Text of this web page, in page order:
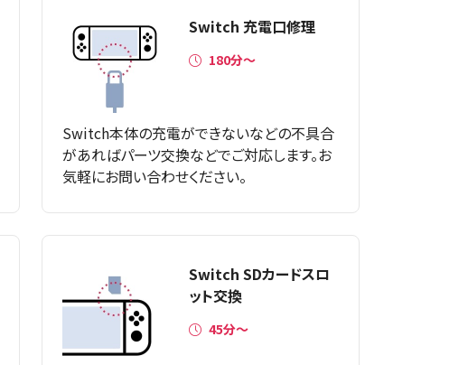
Switch 充電口修理
180分～
Switch本体の充電ができないなどの不具合
があればパーツ交換などでご対応します。お
気軽にお問い合わせください。
Switch SDカードスロ
ット交換
45分〜